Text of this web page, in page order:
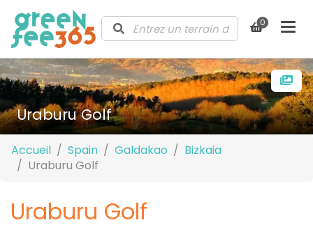
0
Uraburu Golf
Accueil Spain Galdakao
Bizkaia
Uraburu Golf
Uraburu Golf